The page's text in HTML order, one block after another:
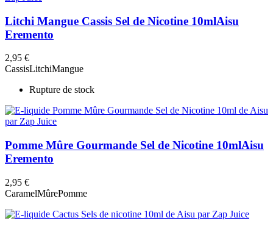
Litchi Mangue Cassis Sel de Nicotine 10mlAisu
Eremento
2,95 €
CassisLitchiMangue
Rupture de stock
Pomme Mûre Gourmande Sel de Nicotine 10mlAisu
Eremento
2,95 €
CaramelMûrePomme